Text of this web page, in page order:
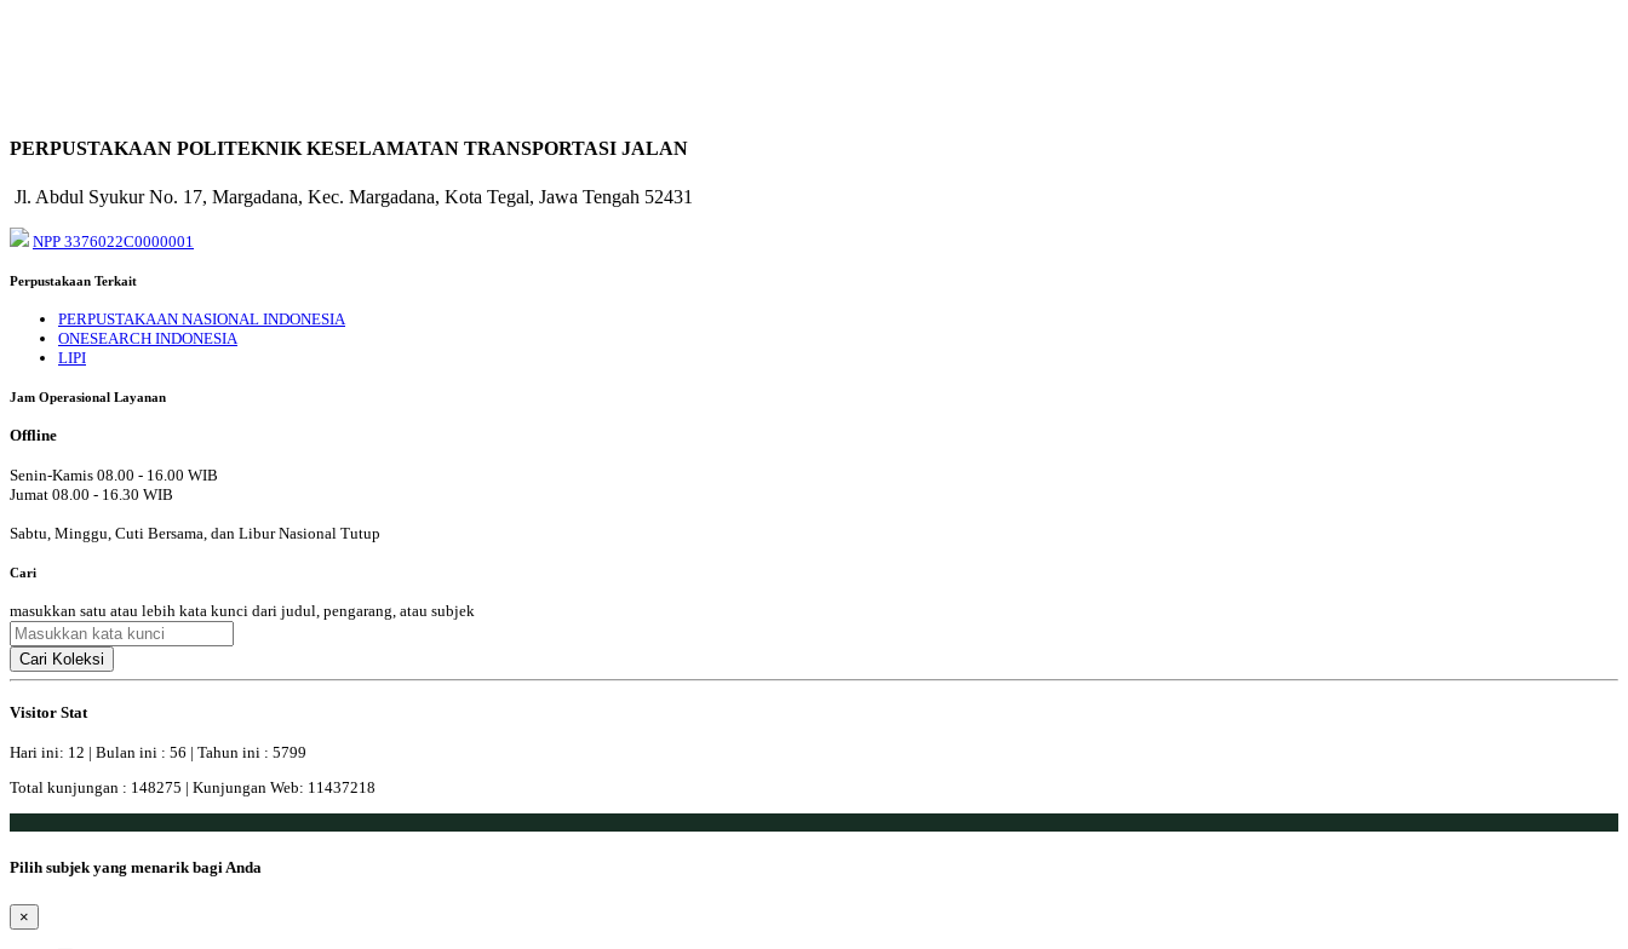
PERPUSTAKAAN POLITEKNIK KESELAMATAN TRANSPORTASI JALAN
Jl. Abdul Syukur No. 17, Margadana, Kec. Margadana, Kota Tegal, Jawa Tengah 52431
NPP 3376022C0000001
Perpustakaan Terkait
PERPUSTAKAAN NASIONAL INDONESIA
ONESEARCH INDONESIA
LIPI
Jam Operasional Layanan
Offline
Senin-Kamis 08.00 - 16.00 WIB
Jumat 08.00 - 16.30 WIB
Sabtu, Minggu, Cuti Bersama, dan Libur Nasional Tutup
Cari
masukkan satu atau lebih kata kunci dari judul, pengarang, atau subjek
Cari Koleksi
Visitor Stat
Hari ini: 12 | Bulan ini : 56 | Tahun ini : 5799
Total kunjungan : 148275 | Kunjungan Web: 11437218
Pilih subjek yang menarik bagi Anda
×